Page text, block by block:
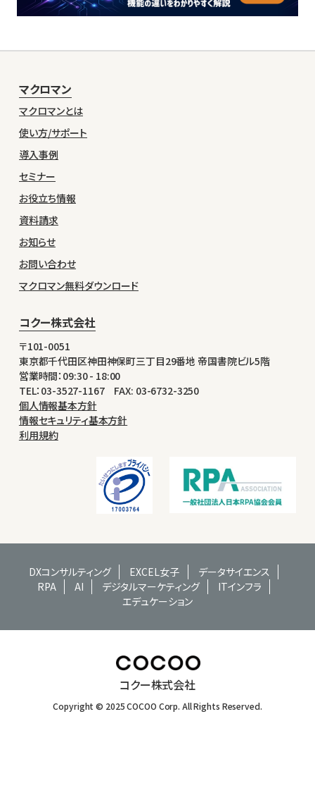
マクロマン
マクロマンとは
使い方/サポート
導入事例
セミナー
お役立ち情報
資料請求
お知らせ
お問い合わせ
マクロマン無料ダウンロード
コクー株式会社
〒101-0051
東京都千代田区神田神保町三丁目29番地 帝国書院ビル5階
営業時間：09:30 - 18:00
TEL：03-3527-1167 FAX: 03-6732-3250
個人情報基本方針
情報セキュリティ基本方針
利用規約
DXコンサルティング EXCEL女子
データサイエンス
RPA
AI デジタルマーケティング
ITインフラ
エデュケーション
コクー株式会社
Copyright © 2025 COCOO Corp. All Rights Reserved.